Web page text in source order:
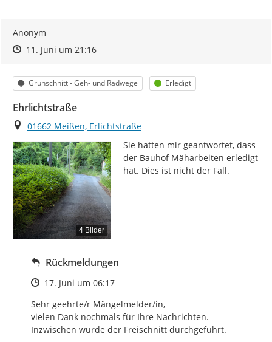
Anonym
Zeitpunkt des Erstellens
Zeitpunkt des Erstellens
11. Juni um 21:16Zur Äußerung
Kategorie
Grünschnitt - Geh- und Radwege Status
Erledigt
Ehrlichtstraße
Ort
01662 Meißen, Erlichtstraße
4 Bilder
Sie hatten mir geantwortet, dass
der Bauhof Mäharbeiten erledigt
hat. Dies ist nicht der Fall.
Rückmeldungen
Zeitpunkt des Erstellens
17. Juni um 06:17
Sehr geehrte/r Mängelmelder/in,
vielen Dank nochmals für Ihre Nachrichten.
Inzwischen wurde der Freischnitt durchgeführt.